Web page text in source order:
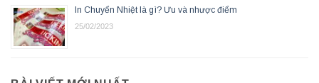
In Chuyển Nhiệt là gì? Ưu và nhược điểm
25/02/2023